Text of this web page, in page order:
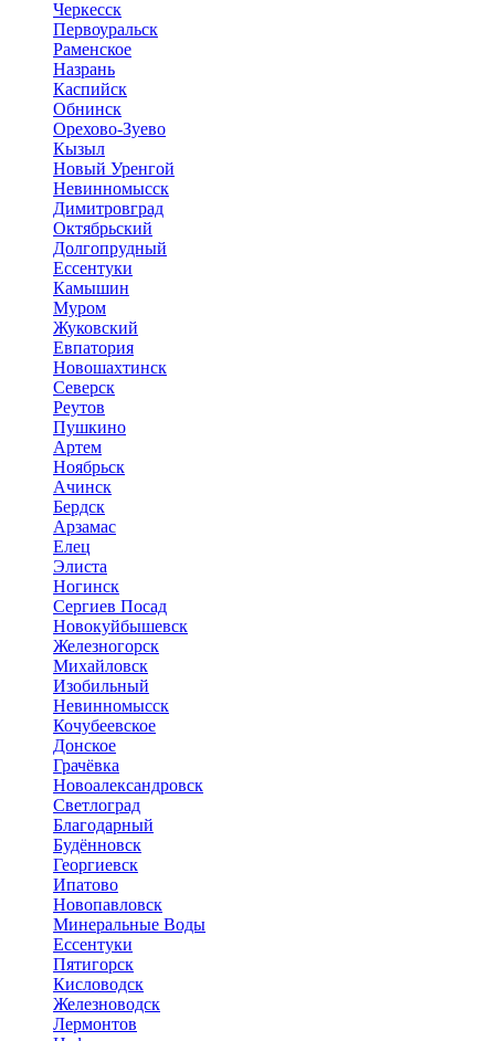
Черкесск
Первоуральск
Раменское
Назрань
Каспийск
Обнинск
Орехово-Зуево
Кызыл
Новый Уренгой
Невинномысск
Димитровград
Октябрьский
Долгопрудный
Ессентуки
Камышин
Муром
Жуковский
Евпатория
Новошахтинск
Северск
Реутов
Пушкино
Артем
Ноябрьск
Ачинск
Бердск
Арзамас
Елец
Элиста
Ногинск
Сергиев Посад
Новокуйбышевск
Железногорск
Михайловск
Изобильный
Невинномысск
Кочубеевское
Донское
Грачёвка
Новоалександровск
Светлоград
Благодарный
Будённовск
Георгиевск
Ипатово
Новопавловск
Минеральные Воды
Ессентуки
Пятигорск
Кисловодск
Железноводск
Лермонтов